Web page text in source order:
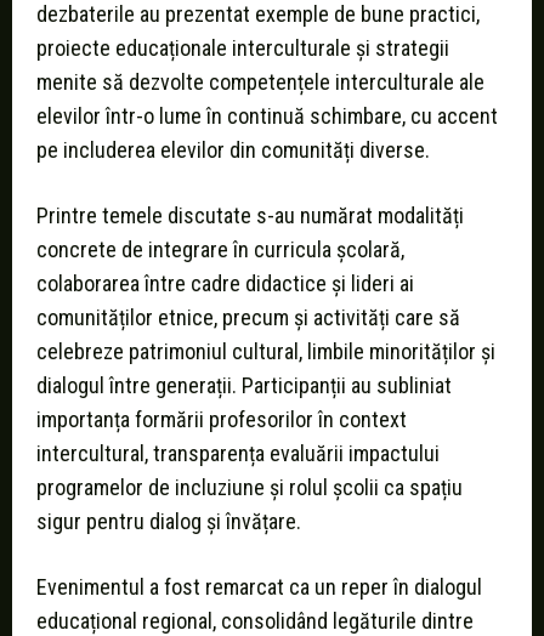
dezbaterile au prezentat exemple de bune practici,
proiecte educaționale interculturale și strategii
menite să dezvolte competențele interculturale ale
elevilor într-o lume în continuă schimbare, cu accent
pe includerea elevilor din comunități diverse.
Printre temele discutate s-au numărat modalități
concrete de integrare în curricula școlară,
colaborarea între cadre didactice și lideri ai
comunităților etnice, precum și activități care să
celebreze patrimoniul cultural, limbile minorităților și
dialogul între generații. Participanții au subliniat
importanța formării profesorilor în context
intercultural, transparența evaluării impactului
programelor de incluziune și rolul școlii ca spațiu
sigur pentru dialog și învățare.
Evenimentul a fost remarcat ca un reper în dialogul
educațional regional, consolidând legăturile dintre